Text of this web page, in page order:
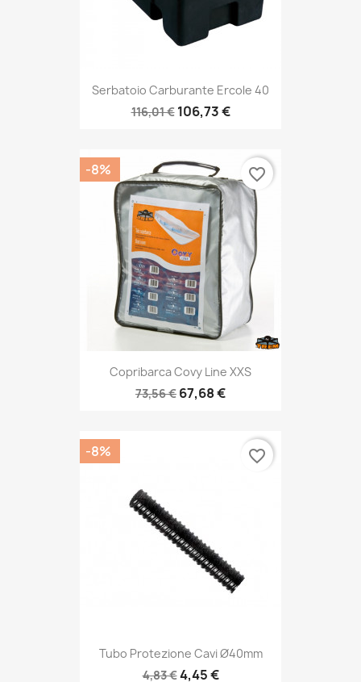
Serbatoio Carburante Ercole 40
116,01 € 106,73 €
Copribarca Covy Line XXS
73,56 € 67,68 €
-8% favorite_border
Tubo Protezione Cavi Ø40mm
4,83 €4,45 €
-8% favorite_border